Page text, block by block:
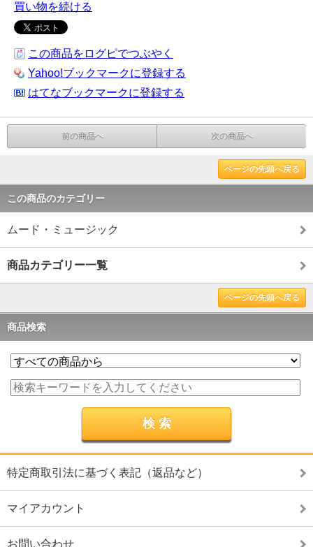
買い物を続ける
この商品をログピでつぶやく
Yahoo!ブックマークに登録する
はてなブックマークに登録する
前の商品へ 次の商品へ
ページの先頭へ戻る
この商品のカテゴリー
ムード・ミュージック
商品カテゴリー一覧
ページの先頭へ戻る
商品検索
特定商取引法に基づく表記（返品など）
マイアカウント
お問い合わせ